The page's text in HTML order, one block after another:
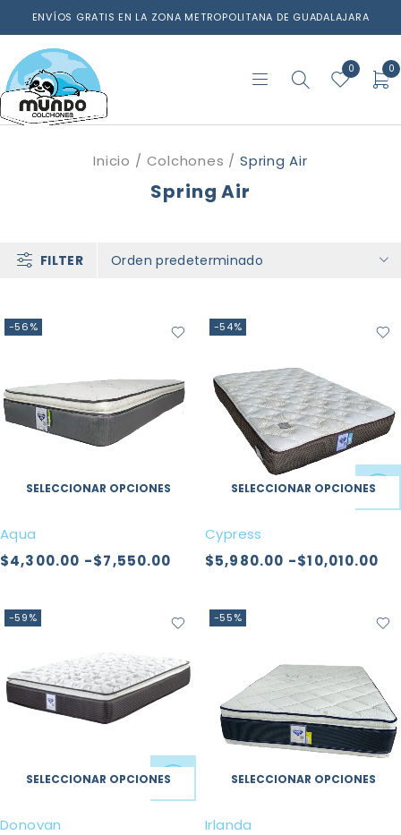
ENVÍOS GRATIS EN LA ZONA METROPOLITANA DE GUADALAJARA
0 0
Spring Air
Inicio / Colchones / Spring Air
FILTER Orden predeterminado
-56%
SELECCIONAR OPCIONES
Aqua
$4,300.00 -$7,550.00
-54%
SELECCIONAR OPCIONES
Cypress
$5,980.00 -$10,010.00
-59%
SELECCIONAR OPCIONES
Donovan
-55%
SELECCIONAR OPCIONES
Irlanda